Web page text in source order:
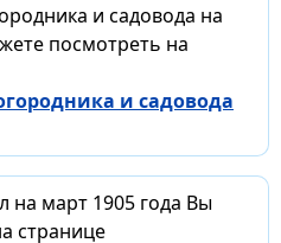
и садовода на
посмотреть на
и садовода
на март 1905 года Вы
странице